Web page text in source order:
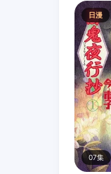
日漫
07集